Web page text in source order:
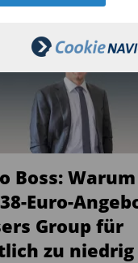
Boss: Warum
Euro-
Group für
zu